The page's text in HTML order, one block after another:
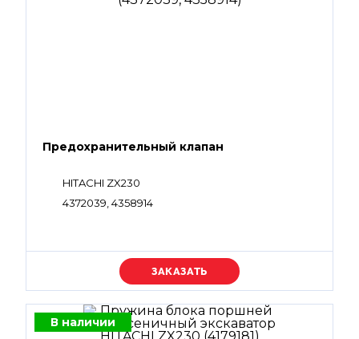
Предохранительный клапан
HITACHI ZX230
4372039, 4358914
Уточняйте цену
В наличии